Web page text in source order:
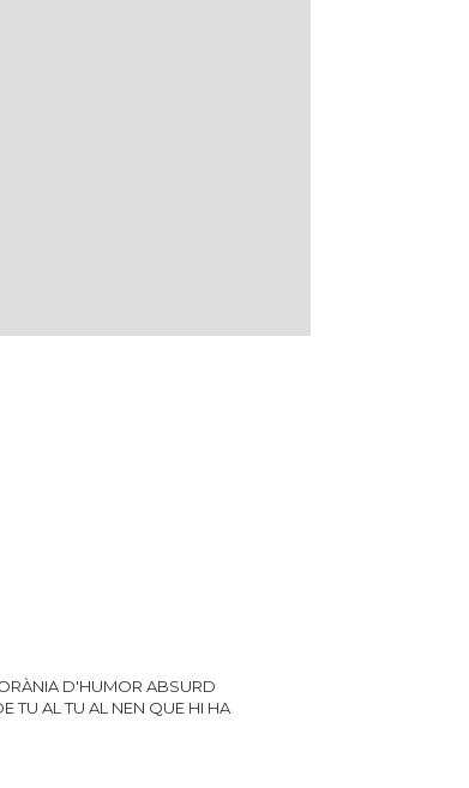
D'HUMOR ABSURD
TU AL TU AL NEN QUE HI HA